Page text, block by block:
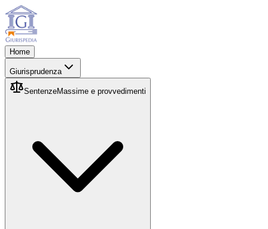
Home
Giurisprudenza
SentenzeMassime e provvedimenti